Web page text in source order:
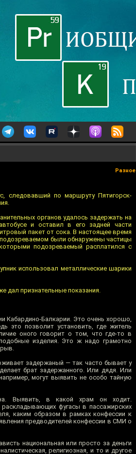
Разное
следовавший по маршруту Пятигорск-
органов удалось задержать на
и оставил в его задней части
пакет от сока. В настоящее время
были обнаружены частицы
подозреваемый расплатился с
использовал металлические шарики
дал признательные показания.
Кабардино-Балкарии. Это очень хорошо,
это позволит установить, где житель
оного говорит о том, что где-то в
изделия. Это ж надо грамотно
задержаный — так часто бывает у
брат задержанного. Или дядя. Или
могут выявить не особо тайную
Выявить, в какой храм он ходит.
фугасы в пассажирских
каким образом в рамках конфессии к
предводителей конфессии в СМИ о
национальная или просто за деньги
религиозная, и то и другое